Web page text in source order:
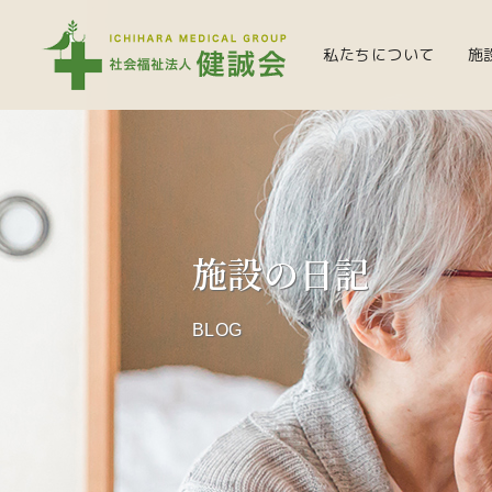
私たちについて 施
施設の日記
BLOG